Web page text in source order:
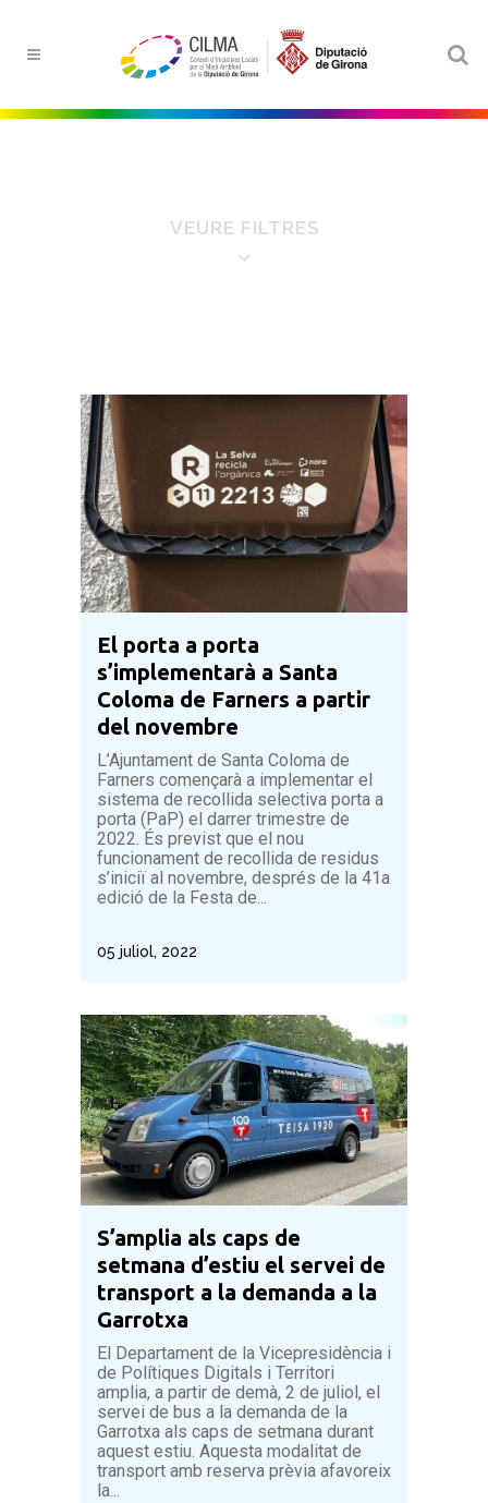
VEURE FILTRES
Aigua
Educació ambiental
Energia
Infraestructures
Litoral
Medi Natural
Pacte dels alcaldes
Qualitat ambiental
El porta a porta
s’implementarà a Santa
Coloma de Farners a partir
del novembre
L’Ajuntament de Santa Coloma de
Farners començarà a implementar el
sistema de recollida selectiva porta a
porta (PaP) el darrer trimestre de
2022. És previst que el nou
funcionament de recollida de residus
s’iniciï al novembre, després de la 41a
edició de la Festa de...
05 juliol, 2022
S’amplia als caps de
setmana d’estiu el servei de
transport a la demanda a la
Garrotxa
El Departament de la Vicepresidència i
de Polítiques Digitals i Territori
amplia, a partir de demà, 2 de juliol, el
servei de bus a la demanda de la
Garrotxa als caps de setmana durant
aquest estiu. Aquesta modalitat de
transport amb reserva prèvia afavoreix
la...